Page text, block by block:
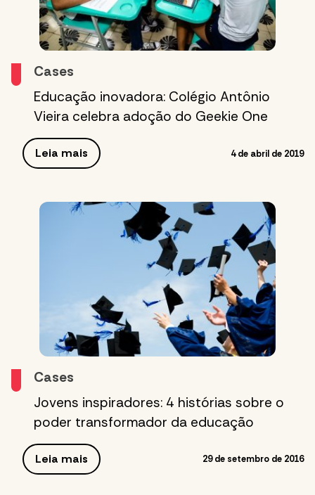
Cases
Educação inovadora: Colégio Antônio
Vieira celebra adoção do Geekie One
Leia mais 4 de abril de 2019
Cases
Jovens inspiradores: 4 histórias sobre o
poder transformador da educação
Leia mais 29 de setembro de 2016